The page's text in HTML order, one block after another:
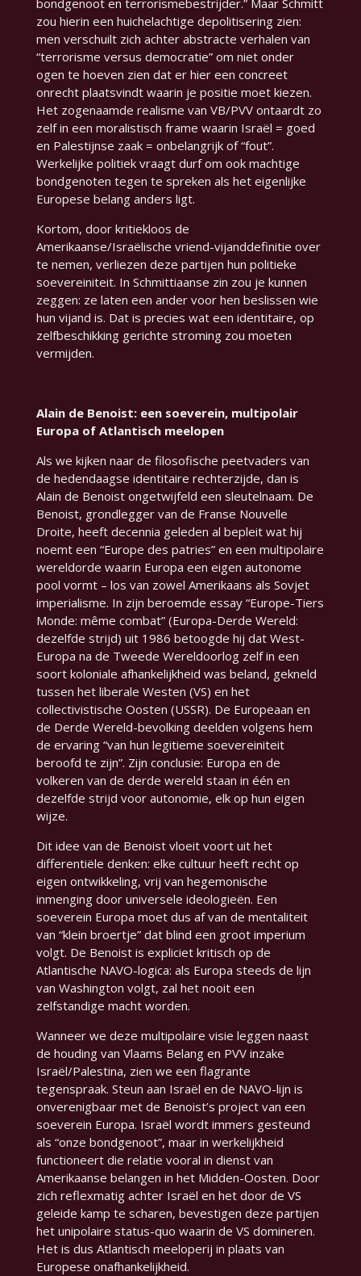
bondgenoot en terrorismebestrijder.” Maar Schmitt
zou hierin een huichelachtige depolitisering zien:
men verschuilt zich achter abstracte verhalen van
“terrorisme versus democratie” om niet onder
ogen te hoeven zien dat er hier een concreet
onrecht plaatsvindt waarin je positie moet kiezen.
Het zogenaamde realisme van VB/PVV ontaardt zo
zelf in een moralistisch frame waarin Israël = goed
en Palestijnse zaak = onbelangrijk of “fout”.
Werkelijke politiek vraagt durf om ook machtige
bondgenoten tegen te spreken als het eigenlijke
Europese belang anders ligt.
Kortom, door kritiekloos de
Amerikaanse/Israëlische vriend-vijanddefinitie over
te nemen, verliezen deze partijen hun politieke
soevereiniteit. In Schmittiaanse zin zou je kunnen
zeggen: ze laten een ander voor hen beslissen wie
hun vijand is. Dat is precies wat een identitaire, op
zelfbeschikking gerichte stroming zou moeten
vermijden.
Alain de Benoist: een soeverein, multipolair
Europa of Atlantisch meelopen
Als we kijken naar de filosofische peetvaders van
de hedendaagse identitaire rechterzijde, dan is
Alain de Benoist ongetwijfeld een sleutelnaam. De
Benoist, grondlegger van de Franse Nouvelle
Droite, heeft decennia geleden al bepleit wat hij
noemt een “Europe des patries”en een multipolaire
wereldorde waarin Europa een eigen autonome
pool vormt – los van zowel Amerikaans als Sovjet
imperialisme. In zijn beroemde essay “Europe-Tiers
Monde: même combat”(Europa-Derde Wereld:
dezelfde strijd) uit 1986 betoogde hij dat West-
Europa na de Tweede Wereldoorlog zelf in een
soort koloniale afhankelijkheid was beland, gekneld
tussen het liberale Westen (VS) en het
collectivistische Oosten (USSR). De Europeaan en
de Derde Wereld-bevolking deelden volgens hem
de ervaring “van hun legitieme soevereiniteit
beroofd te zijn”. Zijn conclusie: Europa en de
volkeren van de derde wereld staan in één en
dezelfde strijd voor autonomie, elk op hun eigen
wijze.
Dit idee van de Benoist vloeit voort uit het
differentiële denken: elke cultuur heeft recht op
eigen ontwikkeling, vrij van hegemonische
inmenging door universele ideologieën. Een
soeverein Europa moet dus af van de mentaliteit
van “klein broertje” dat blind een groot imperium
volgt. De Benoist is expliciet kritisch op de
Atlantische NAVO-logica: als Europa steeds de lijn
van Washington volgt, zal het nooit een
zelfstandige macht worden.
Wanneer we deze multipolaire visie leggen naast
de houding van Vlaams Belang en PVV inzake
Israël/Palestina, zien we een flagrante
tegenspraak. Steun aan Israël en de NAVO-lijn is
onverenigbaar met de Benoist’s project van een
soeverein Europa. Israël wordt immers gesteund
als “onze bondgenoot”, maar in werkelijkheid
functioneert die relatie vooral in dienst van
Amerikaanse belangen in het Midden-Oosten. Door
zich reflexmatig achter Israël en het door de VS
geleide kamp te scharen, bevestigen deze partijen
het unipolaire status-quo waarin de VS domineren.
Het is dus Atlantisch meeloperij in plaats van
Europese onafhankelijkheid.